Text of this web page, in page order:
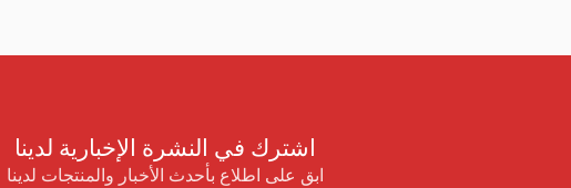
اشترك في النشرة الإخبارية لدينا
ابق على اطلاع بأحدث الأخبار والمنتجات لدينا